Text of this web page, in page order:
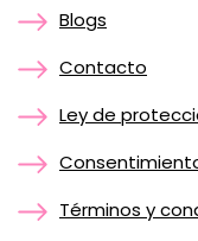
Blogs
Contacto
Ley de
Términos y